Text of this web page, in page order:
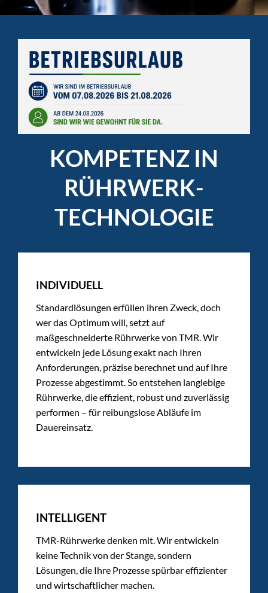
KOMPETENZ IN
RÜHRWERK­
TECHNOLOGIE
INDIVIDUELL
Standardlösungen erfüllen ihren Zweck, doch
wer das Optimum will, setzt auf
maßgeschneiderte Rührwerke von TMR. Wir
entwickeln jede Lösung exakt nach Ihren
Anforderungen, präzise berechnet und auf Ihre
Prozesse abgestimmt. So entstehen langlebige
Rührwerke, die effizient, robust und zuverlässig
performen – für reibungslose Abläufe im
Dauereinsatz.
INTELLIGENT
TMR-Rührwerke denken mit. Wir entwickeln
keine Technik von der Stange, sondern
Lösungen, die Ihre Prozesse spürbar effizienter
und wirtschaftlicher machen.